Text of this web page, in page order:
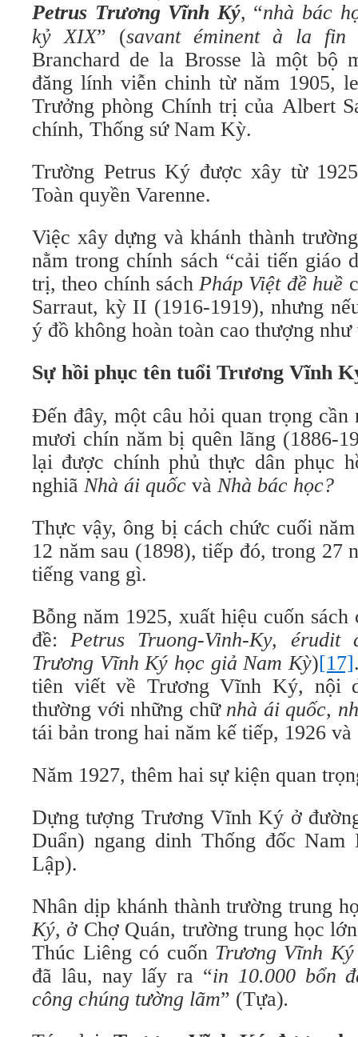
Petrus Trương Vĩnh Ký, “nhà bác
kỷ XIX” (savant éminent à la fin
Branchard de la Brosse là một bộ
đăng lính viễn chinh từ năm 1905,
Trưởng phòng Chính trị của Albert
chính, Thống sứ Nam Kỳ.
Trường Petrus Ký được xây từ
Toàn quyền Varenne.
Việc xây dựng và khánh thành
nằm trong chính sách “cải tiến giáo
trị, theo chính sách Pháp Việt đề huề
Sarraut, kỳ II (1916-1919), nhưng
ý đồ không hoàn toàn cao thượng như
Sự hồi phục tên tuổi Trương Vĩnh
Đến đây, một câu hỏi quan trọng cần
mươi chín năm bị quên lãng (1886-
lại được chính phủ thực dân phục
nghiã Nhà ái quốc và Nhà bác học?
Thực vậy, ông bị cách chức cuối
12 năm sau (1898), tiếp đó, trong 27
tiếng vang gì.
Bỗng năm 1925, xuất hiệu cuốn sách
đề: Petrus Truong-Vinh-Ky, érudit
Trương Vĩnh Ký học giả Nam Kỳ)[17]
tiên viết về Trương Vĩnh Ký, nội
thường với những chữ nhà ái quốc,
tái bản trong hai năm kế tiếp, 1926 và
Năm 1927, thêm hai sự kiện quan
Dựng tượng Trương Vĩnh Ký ở
Duẩn) ngang dinh Thống đốc
Lập).
Nhân dịp khánh thành trường trung
Ký, ở Chợ Quán, trường trung học
Thúc Liêng có cuốn Trương Vĩnh
đã lâu, nay lấy ra “in 10.000 bổn
công chúng tường lãm” (Tựa).